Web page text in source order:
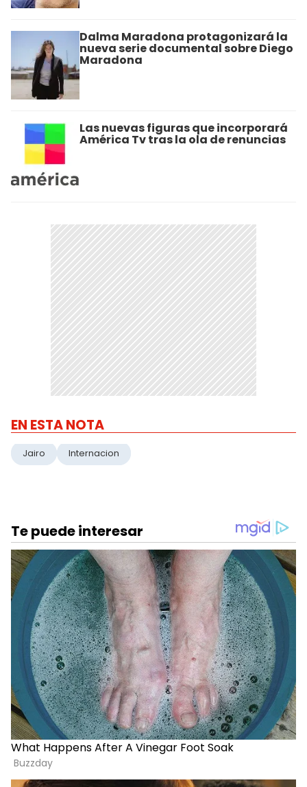
Dalma Maradona protagonizará la
nueva serie documental sobre Diego
Maradona
Las nuevas figuras que incorporará
América Tv tras la ola de renuncias
EN ESTA NOTA
Jairo Internacion